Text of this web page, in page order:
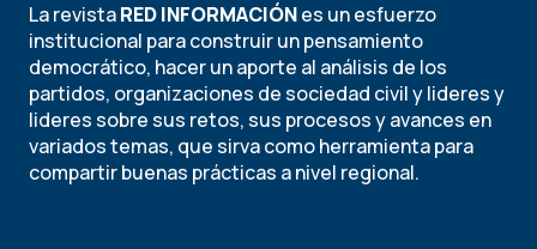
La revistaRED INFORMACIÓNes un esfuerzo
institucional para construir un pensamiento
democrático, hacer un aporte al análisis de los
partidos, organizaciones de sociedad civil y lideres y
lideres sobre sus retos, sus procesos y avances en
variados temas, que sirva como herramienta para
compartir buenas prácticas a nivel regional.